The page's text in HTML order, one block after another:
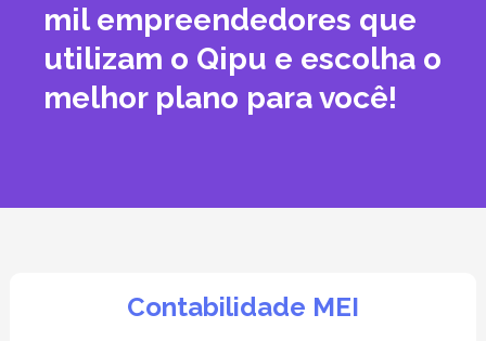
mil empreendedores que
utilizam o Qipu e escolha o
melhor plano para você!
Contabilidade MEI